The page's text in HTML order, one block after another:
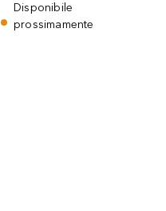
Disponibile
prossimamente